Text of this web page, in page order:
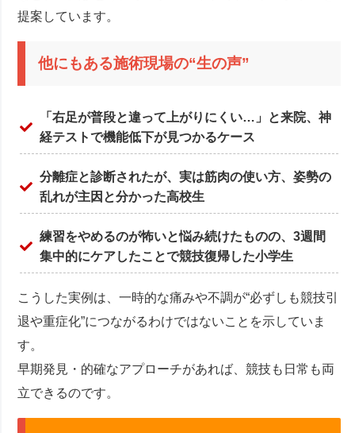
提案しています。
他にもある施術現場の“生の声”
「右足が普段と違って上がりにくい…」と来院、神
経テストで機能低下が見つかるケース
分離症と診断されたが、実は筋肉の使い方、姿勢の
乱れが主因と分かった高校生
練習をやめるのが怖いと悩み続けたものの、3週間
集中的にケアしたことで競技復帰した小学生
こうした実例は、一時的な痛みや不調が“必ずしも競技引
退や重症化”につながるわけではないことを示していま
す。
早期発見・的確なアプローチがあれば、競技も日常も両
立できるのです。